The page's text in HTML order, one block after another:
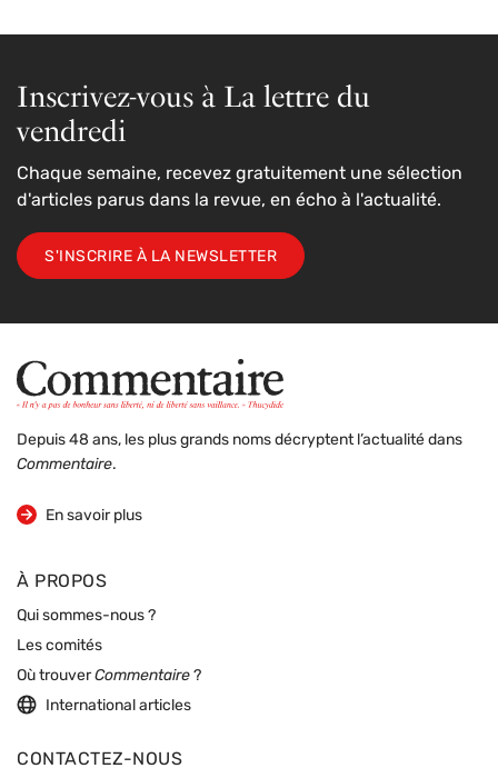
Inscrivez-vous à La lettre du
vendredi
Chaque semaine, recevez gratuitement une sélection
d'articles parus dans la revue, en écho à l'actualité.
S'INSCRIRE À LA NEWSLETTER
Depuis 48 ans, les plus grands noms décryptent l’actualité dans
Commentaire.
En savoir plus
sur la revue
À PROPOS
Qui sommes-nous ?
Les comités
Où trouverCommentaire ?
International articles
CONTACTEZ-NOUS